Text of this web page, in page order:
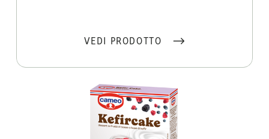
VEDI PRODOTTO